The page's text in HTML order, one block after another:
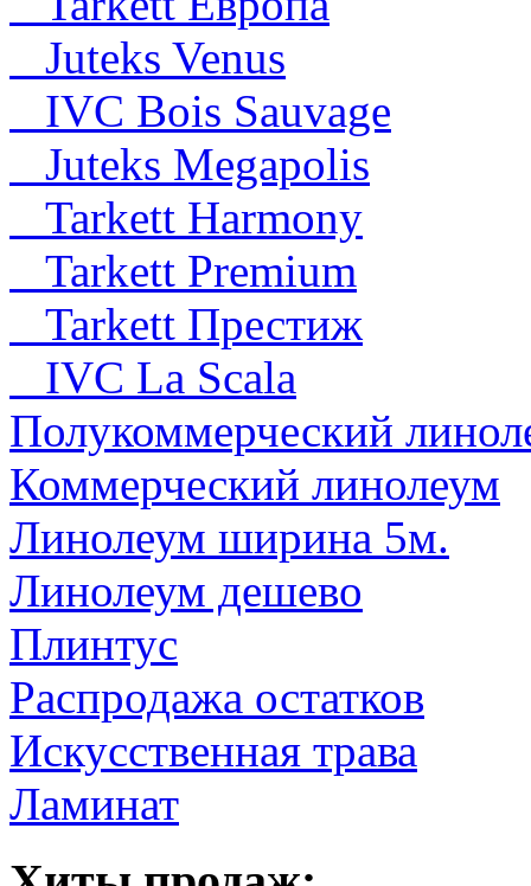
Juteks Venus
IVC Bois Sauvage
Juteks Megapolis
Tarkett Harmony
Tarkett Premium
Tarkett Престиж
IVC La Scala
Полукоммерческий
Коммерческий линолеум
Линолеум ширина 5м.
Линолеум дешево
Плинтус
Распродажа остатков
Искусственная трава
Ламинат